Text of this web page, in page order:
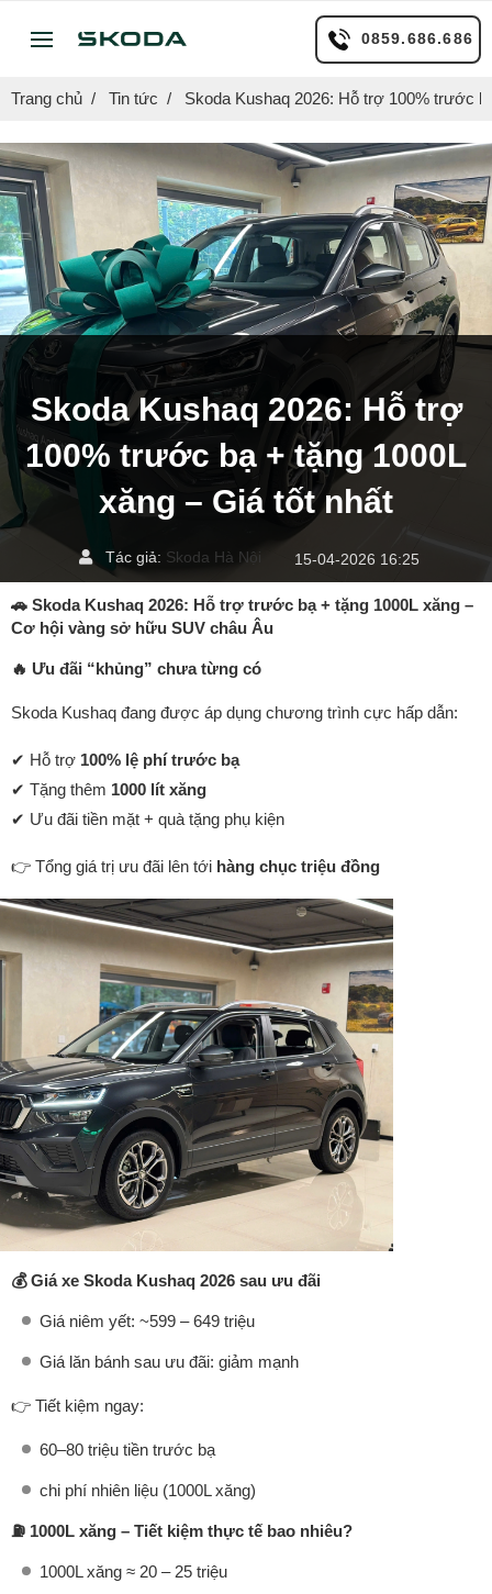
0859.686.686
Trang chủ Tin tức Skoda Kushaq 2026: Hỗ trợ 100% trước
Skoda Kushaq 2026: Hỗ trợ
100% trước bạ + tặng 1000L
xăng – Giá tốt nhất
Tác giả: Skoda Hà Nội 15-04-2026 16:25
🚗 Skoda Kushaq 2026: Hỗ trợ trước bạ + tặng 1000L xăng –
Cơ hội vàng sở hữu SUV châu Âu
🔥 Ưu đãi “khủng” chưa từng có
Skoda Kushaq đang được áp dụng chương trình cực hấp dẫn:
✔ Hỗ trợ 100% lệ phí trước bạ
✔ Tặng thêm 1000 lít xăng
✔ Ưu đãi tiền mặt + quà tặng phụ kiện
👉 Tổng giá trị ưu đãi lên tới hàng chục triệu đồng
💰 Giá xe Skoda Kushaq 2026 sau ưu đãi
Giá niêm yết: ~599 – 649 triệu
Giá lăn bánh sau ưu đãi: giảm mạnh
👉 Tiết kiệm ngay:
60–80 triệu tiền trước bạ
chi phí nhiên liệu (1000L xăng)
⛽ 1000L xăng – Tiết kiệm thực tế bao nhiêu?
1000L xăng ≈ 20 – 25 triệu